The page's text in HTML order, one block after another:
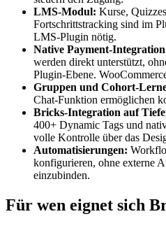
LMS-Modul: Kurse,
Fortschrittstracking sind im
LMS-Plugin nötig.
Native Payment-
werden direkt unterstützt,
Plugin-Ebene.
Gruppen und Cohort-
Chat-Funktion ermöglichen
Bricks-Integration auf
400+ Dynamic Tags und
volle Kontrolle über das
Automatisierungen:
konfigurieren, ohne externe
einzubinden.
Für wen eignet sich